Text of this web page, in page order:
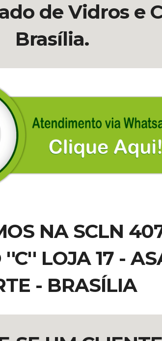
de Vidros e
Brasília.
NA SCLN
''C'' LOJA 17 -
- BRASÍLIA